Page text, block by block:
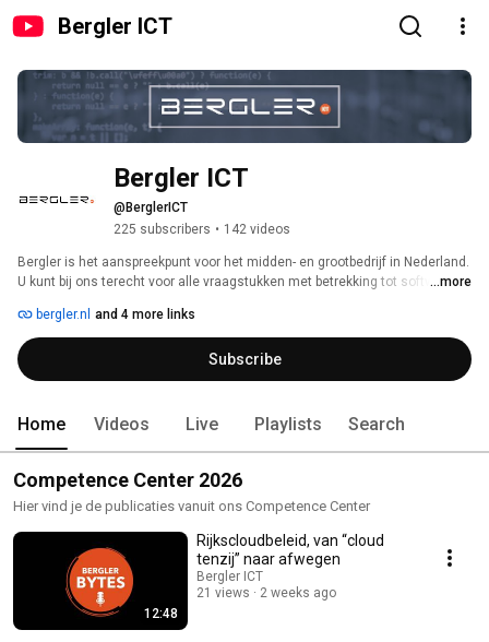
Bergler ICT
Bergler ICT
@BerglerICT
225 subscribers • 142 videos
Bergler is het aanspreekpunt voor het midden- en grootbedrijf in Nederland.
U kunt bij ons terecht voor alle vraagstukken met betrekking tot software
tweehonderd professionals staan borg voor de stabiliteit én
betrouwbaarheid van de backbone in uw organisatie. Niet om de
technologie te volgen maar om voorop te lopen op toekomstige
ontwikkelingen. Om zo uw organisatie future-proof te maken. Vandaag,
...more
bergler.nl and 4 more links
Subscribe
Home Videos Live Playlists Search
Competence Center 2026
Hier vind je de publicaties vanuit ons Competence Center
12:48
Rijkscloudbeleid, van “cloud
tenzij” naar afwegen
Bergler ICT
21 views
2 weeks ago